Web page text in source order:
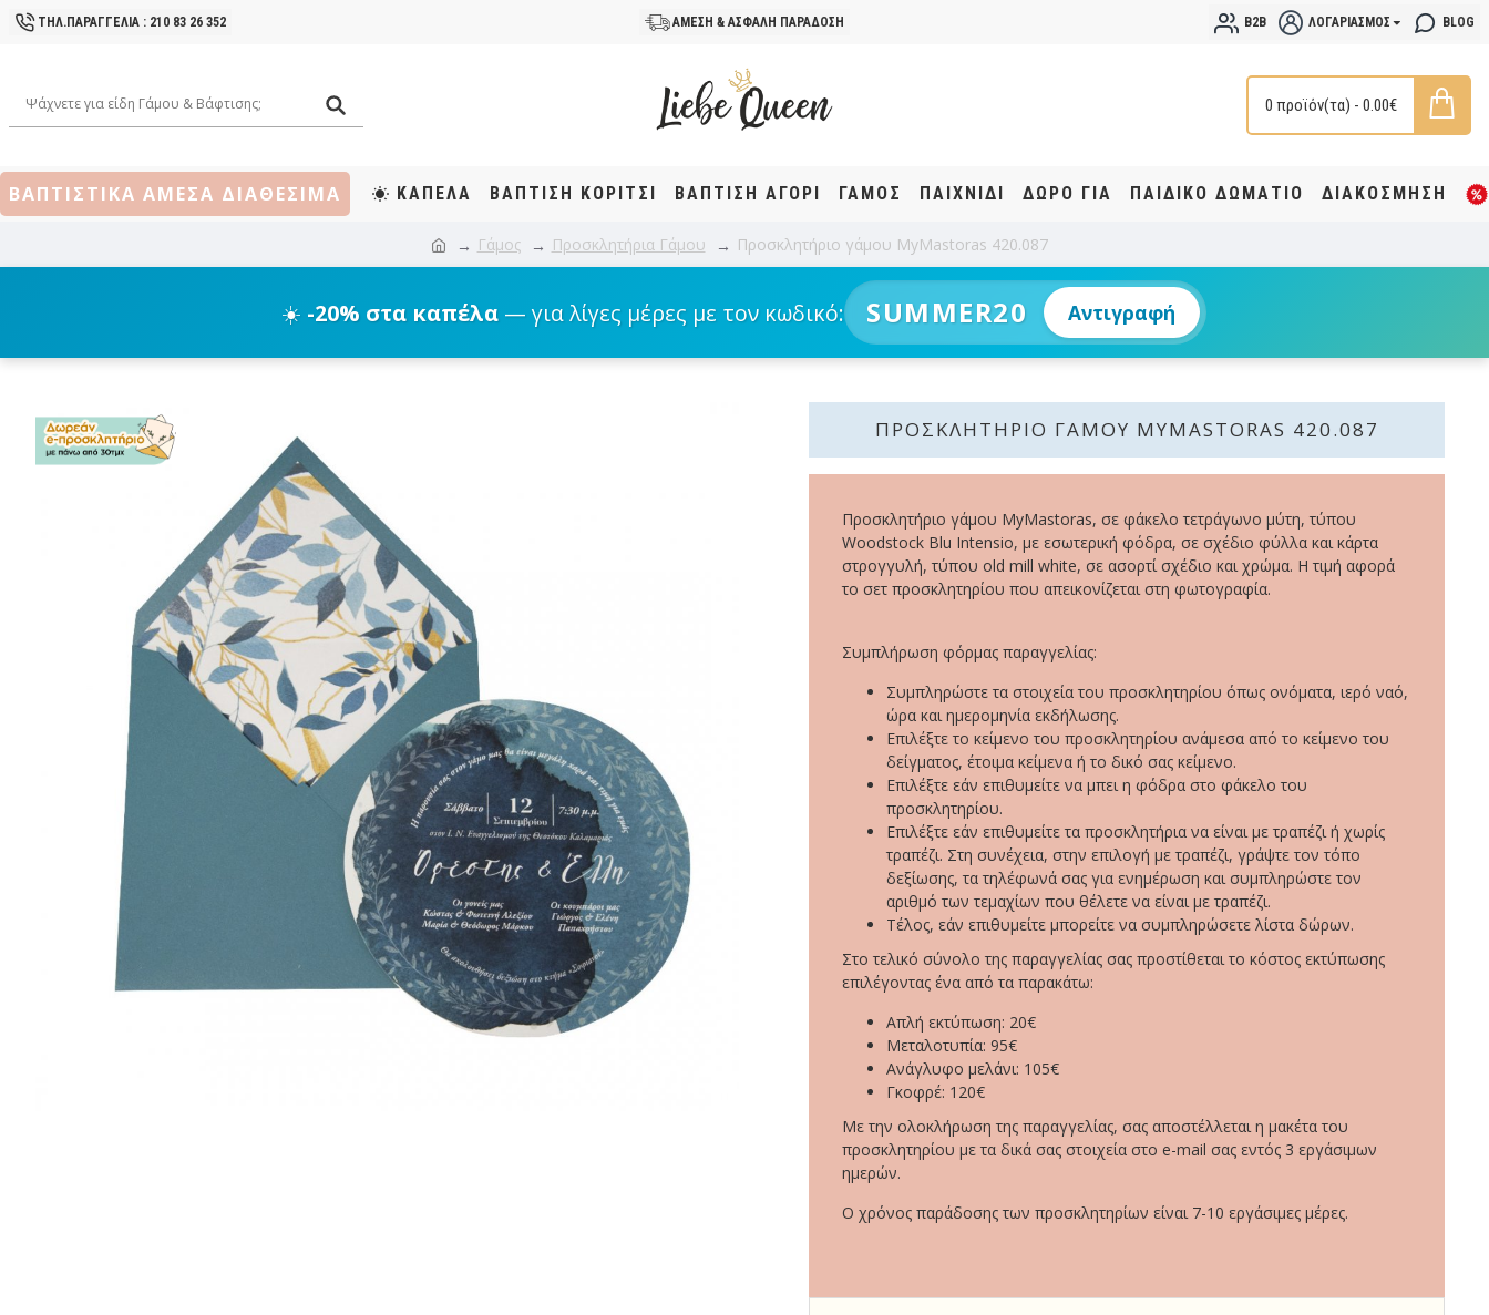
ΤΗΛ.ΠΑΡΑΓΓΕΛΙΑ : 210 83 26 352 ΑΜΕΣΗ & ΑΣΦΑΛΗ ΠΑΡΑΔΟΣΗ B2B ΛΟΓΑΡΙΑΣΜΌΣ BLOG
0 προϊόν(τα) - 0.00€
ΒΑΠΤΙΣΤΙΚΑ ΑΜΕΣΑ ΔΙΑΘΕΣΙΜΑ ΚΑΠΕΛΑ ΒΆΠΤΙΣΗ KOΡΊΤΣΙ ΒΆΠΤΙΣΗ ΑΓΌΡΙ ΓΑΜΟΣ ΠΑΙΧΝΙΔΙ ΔΩΡΟ ΓΙΑ ΠΑΙΔΙΚΟ ΔΩΜΑΤΙΟ ΔΙΑΚΟΣΜΗΣΗ
Γάμος Προσκλητήρια Γάμου Προσκλητήριο γάμου MyMastoras 420.087
☀️ -20% στα καπέλα — για λίγες μέρες με τον κωδικό: SUMMER20 Αντιγραφή
ΠΡΟΣΚΛΗΤΉΡΙΟ ΓΆΜΟΥ MYMASTORAS 420.087
Προσκλητήριο γάμου MyMastoras, σε φάκελο τετράγωνο μύτη, τύπου
Woodstock Blu Intensio, με εσωτερική φόδρα, σε σχέδιο φύλλα και κάρτα
στρογγυλή, τύπου old mill white, σε ασορτί σχέδιο και χρώμα. Η τιμή αφορά
το σετ προσκλητηρίου που απεικονίζεται στη φωτογραφία.
Συμπλήρωση φόρμας παραγγελίας:
Συμπληρώστε τα στοιχεία του προσκλητηρίου όπως ονόματα, ιερό ναό,
ώρα και ημερομηνία εκδήλωσης.
Επιλέξτε το κείμενο του προσκλητηρίου ανάμεσα από το κείμενο του
δείγματος, έτοιμα κείμενα ή το δικό σας κείμενο.
Επιλέξτε εάν επιθυμείτε να μπει η φόδρα στο φάκελο του
προσκλητηρίου.
Επιλέξτε εάν επιθυμείτε τα προσκλητήρια να είναι με τραπέζι ή χωρίς
τραπέζι. Στη συνέχεια, στην επιλογή με τραπέζι, γράψτε τον τόπο
δεξίωσης, τα τηλέφωνά σας για ενημέρωση και συμπληρώστε τον
αριθμό των τεμαχίων που θέλετε να είναι με τραπέζι.
Τέλος, εάν επιθυμείτε μπορείτε να συμπληρώσετε λίστα δώρων.
Στο τελικό σύνολο της παραγγελίας σας προστίθεται το κόστος εκτύπωσης
επιλέγοντας ένα από τα παρακάτω:
Απλή εκτύπωση: 20€
Μεταλοτυπία: 95€
Ανάγλυφο μελάνι: 105€
Γκοφρέ: 120€
Με την ολοκλήρωση της παραγγελίας, σας αποστέλλεται η μακέτα του
προσκλητηρίου με τα δικά σας στοιχεία στο e-mail σας εντός 3 εργάσιμων
ημερών.
Ο χρόνος παράδοσης των προσκλητηρίων είναι 7-10 εργάσιμες μέρες.